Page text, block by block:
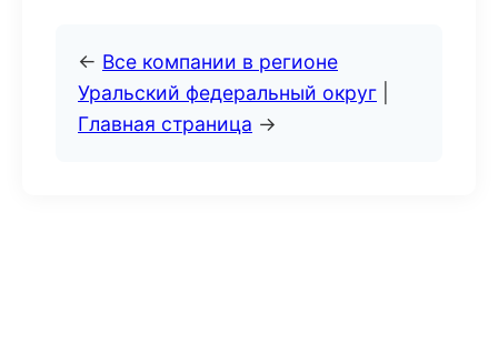
← Все компании в регионе
Уральский федеральный округ
Главная страница →